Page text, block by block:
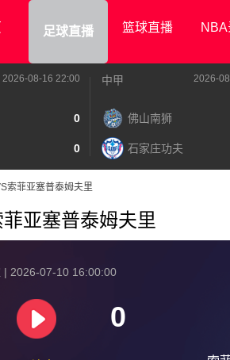
足球直播 篮球直播
2026-08-16 22:00
0
0
中甲 2026-
佛山南狮
石家庄功夫
索菲亚塞普泰姆夫里
亚塞普泰姆夫里
| 2026-07-10 16:00:00
0